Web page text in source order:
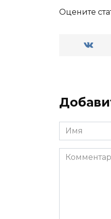
Оцените
Имя
*